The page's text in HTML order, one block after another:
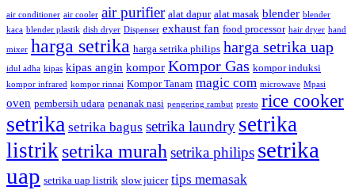
air conditioner air cooler air purifier alat dapur alat masak blender blender
kaca blender plastik dish dryer Dispenser exhaust fan food processor hair dryer hand
mixer harga setrika harga setrika philips harga setrika uap
idul adha kipas kipas angin kompor Kompor Gas kompor induksi
kompor infrared kompor rinnai Kompor Tanam magic com microwave Mpasi
oven pembersih udara penanak nasi pengering rambut presto rice cooker
setrika setrika bagus setrika laundry setrika
listriksetrika murah setrika philips setrika
uap setrika uap listrik slow juicer tips memasak